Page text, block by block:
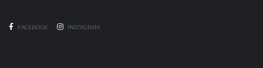
FACEBOOK INSTAGRAM